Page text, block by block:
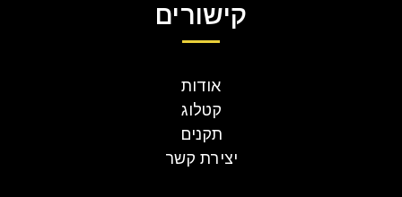
קישורים
אודות
קטלוג
תקנים
יצירת קשר